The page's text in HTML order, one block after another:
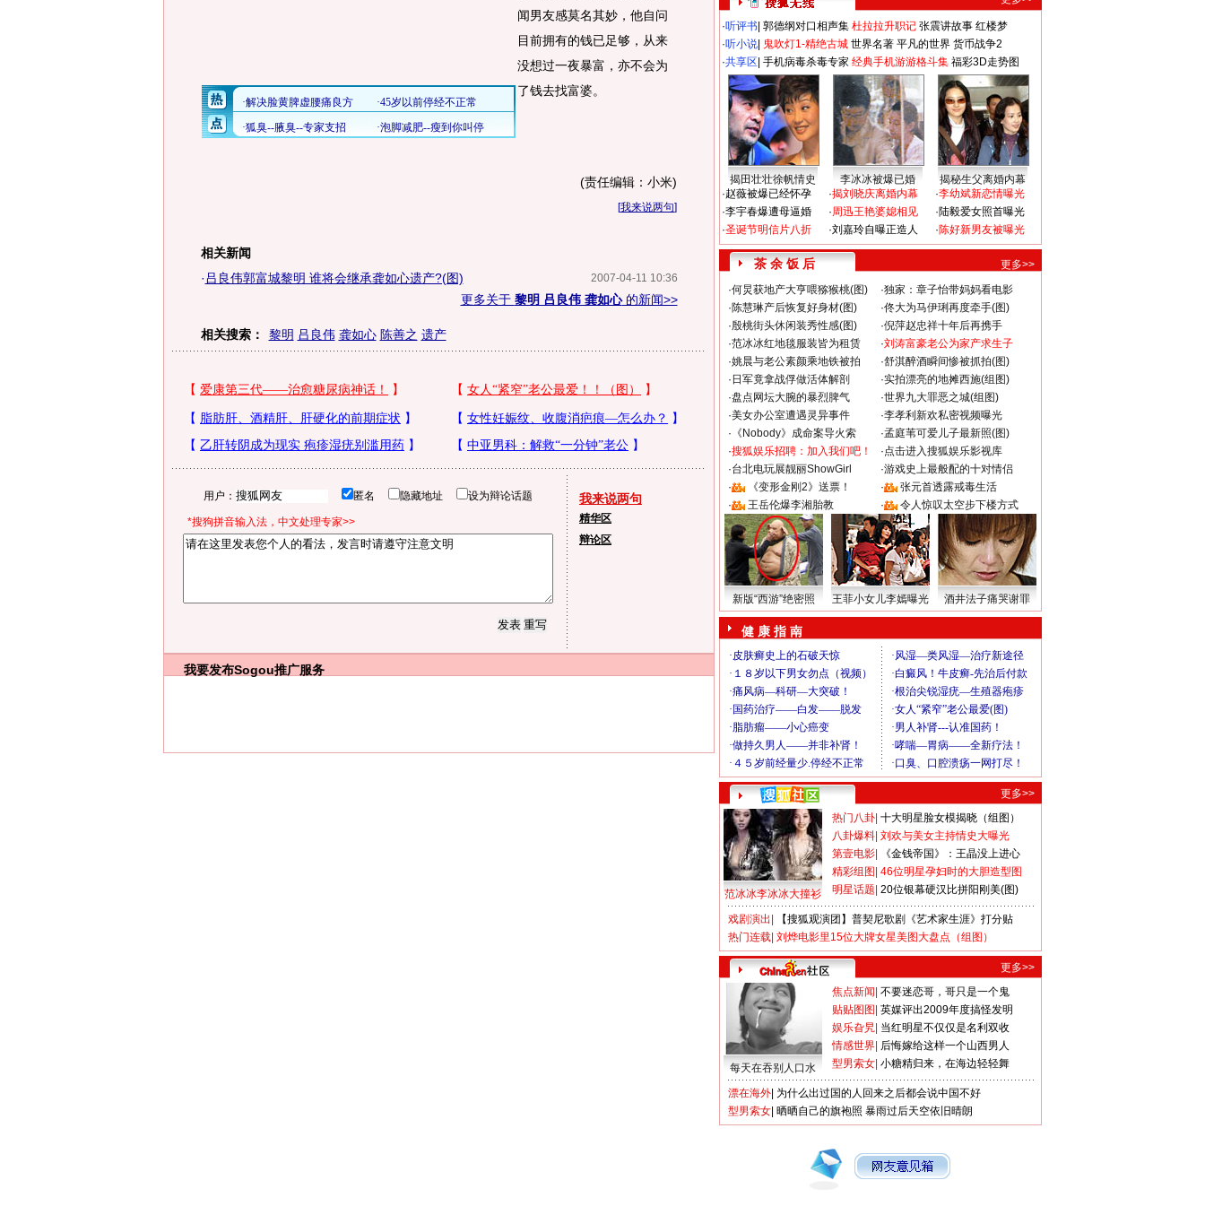
闻男友感莫名其妙，他自问
目前拥有的钱已足够，从来
没想过一夜暴富，亦不会为
了钱去找富婆。
(责任编辑：小米)
[我来说两句]
相关新闻
2007-04-11 10:36
· 吕良伟郭富城黎明 谁将会继承龚如心遗产?(图)
更多关于 黎明 吕良伟 龚如心的新闻>>
相关搜索： 黎明 吕良伟 龚如心 陈善之 遗产
用户： 匿名 隐藏地址 设为辩论话题
*搜狗拼音输入法，中文处理专家>>
我来说两句
精华区
辩论区
我要发布Sogou推广服务
·听评书 郭德纲对口相声集 杜拉拉升职记 张震讲故事 红楼梦
·听小说 鬼吹灯1-精绝古城 世界名著 平凡的世界 货币战争2
·共享区 手机病毒杀毒专家 经典手机游游格斗集 福彩3D走势图
揭田壮壮徐帆情史 李冰冰被爆已婚
揭秘生父离婚内幕
·赵薇被爆已经怀孕
·李宇春爆遭母逼婚
·圣诞节明信片八折
·揭刘晓庆离婚内幕
·周迅王艳婆媳相见
·刘嘉玲自曝正造人
·李幼斌新恋情曝光
·陆毅爱女照首曝光
·陈好新男友被曝光
茶 余 饭 后
更多>>
·何炅获地产大亨喂猕猴桃(图) ·独家：章子怡带妈妈看电影
·陈慧琳产后恢复好身材(图) ·佟大为马伊琍再度牵手(图)
·殷桃街头休闲装秀性感(图) ·倪萍赵忠祥十年后再携手
·范冰冰红地毯服装皆为租赁 ·刘涛富豪老公为家产求生子
·姚晨与老公素颜乘地铁被拍 ·舒淇醉酒瞬间惨被抓拍(图)
· 日军竟拿战俘做活体解剖 ·实拍漂亮的地摊西施(组图)
·盘点网坛大腕的暴烈脾气 ·世界九大罪恶之城(组图)
·美女办公室遭遇灵异事件 ·李孝利新欢私密视频曝光
· 《Nobody》成命案导火索 ·孟庭苇可爱儿子最新照(图)
·搜狐娱乐招聘：加入我们吧！ ·点击进入搜狐娱乐影视库
·台北电玩展靓丽ShowGirl ·游戏史上最般配的十对情侣
·
《变形金刚2》送票！ ·
张元首透露戒毒生活
·
王岳伦爆李湘胎教 · 令人惊叹太空步下楼方式
新版“西游”绝密照 王菲小女儿李嫣曝光 酒井法子痛哭谢罪
健 康 指 南
更多>>
范冰冰李冰冰大撞衫
热门八卦 十大明星脸女模揭晓（组图）
八卦爆料 刘欢与美女主持情史大曝光
第壹电影
《金钱帝国》：王晶没上进心
精彩组图 46位明星孕妇时的大胆造型图
明星话题 20位银幕硬汉比拼阳刚美(图)
戏剧演出
【搜狐观演团】普契尼歌剧《艺术家生涯》打分贴
热门连载 刘烨电影里15位大牌女星美图大盘点（组图）
更多>>
每天在吞别人口水
焦点新闻 不要迷恋哥，哥只是一个鬼
贴贴图图 英媒评出2009年度搞怪发明
娱乐旮旯 当红明星不仅仅是名利双收
情感世界 后悔嫁给这样一个山西男人
型男索女 小糖精归来，在海边轻轻舞
漂在海外 为什么出过国的人回来之后都会说中国不好
型男索女 晒晒自己的旗袍照 暴雨过后天空依旧晴朗